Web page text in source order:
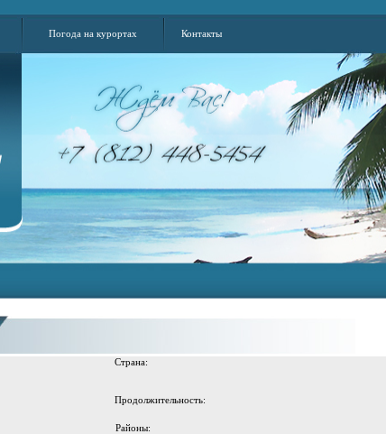
Погода на курортах Контакты
Страна:
Продолжительность:
Районы: